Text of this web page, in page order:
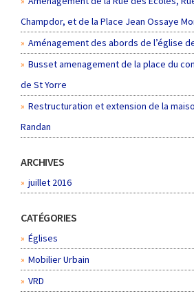
Champdor, et de la Place Jean Ossaye
Aménagement des abords de l’église
Busset amenagement de la place du
de St Yorre
Restructuration et extension de la
Randan
ARCHIVES
juillet 2016
CATÉGORIES
Églises
Mobilier Urbain
VRD